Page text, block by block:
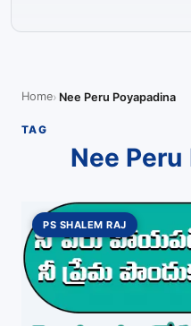
Home Nee Peru Poyapadina
TAG
Nee
PS SHALEM RAJ